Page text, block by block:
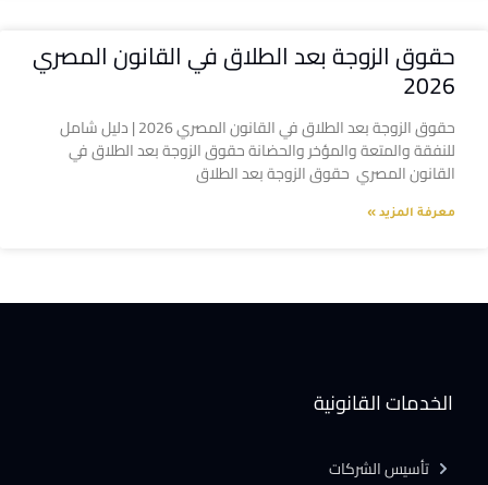
حقوق الزوجة بعد الطلاق في القانون المصري
2026
حقوق الزوجة بعد الطلاق في القانون المصري 2026 | دليل شامل
للنفقة والمتعة والمؤخر والحضانة حقوق الزوجة بعد الطلاق في
القانون المصري حقوق الزوجة بعد الطلاق
معرفة المزيد »
الخدمات القانونية
تأسيس الشركات